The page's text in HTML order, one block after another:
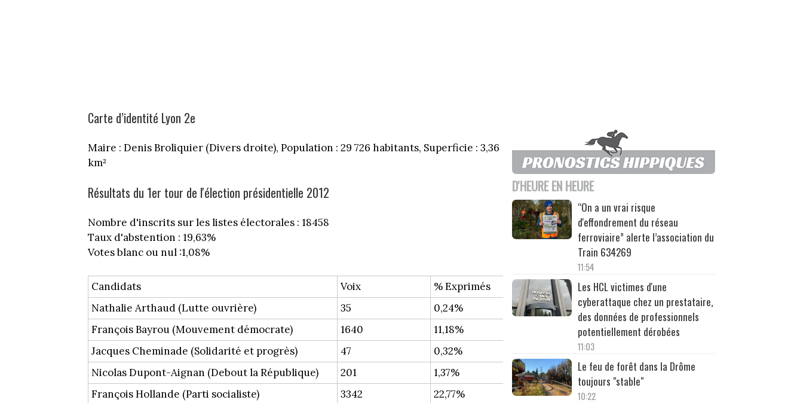
Carte d’identité Lyon 2e
Maire : Denis Broliquier (Divers droite), Population : 29 726 habitants, Superficie : 3,36
km²
Résultats du 1er tour de l'élection présidentielle 2012
Nombre d'inscrits sur les listes électorales : 18458
Taux d'abstention : 19,63%
Votes blanc ou nul :1,08%
Candidats Voix
% Exprimés
Nathalie Arthaud (Lutte ouvrière)
35
0,24%
François Bayrou (Mouvement démocrate)
1640
11,18%
Jacques Cheminade (Solidarité et progrès)
47
0,32%
Nicolas Dupont-Aignan (Debout la République)
201
1,37%
François Hollande (Parti socialiste)
3342
22,77%
D'HEURE EN HEURE
“On a un vrai risque
d'effondrement du réseau
ferroviaire” alerte l’association du
Train 634269
11:54
Les HCL victimes d'une
cyberattaque chez un prestataire,
des données de professionnels
potentiellement dérobées
11:03
Le feu de forêt dans la Drôme
toujours "stable"
10:22